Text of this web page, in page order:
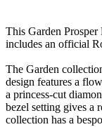
This Garden
includes an official
The Garden
design features a
a princess-cut
bezel setting gives a
collection has a